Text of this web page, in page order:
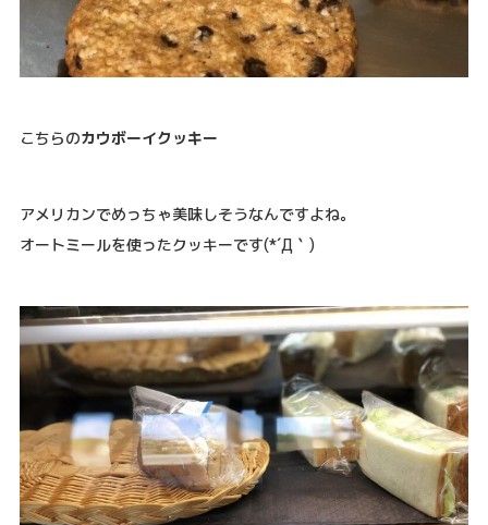
こちらのカウボーイクッキー
アメリカンでめっちゃ美味しそうなんですよね。
オートミールを使ったクッキーです(*´Д｀)